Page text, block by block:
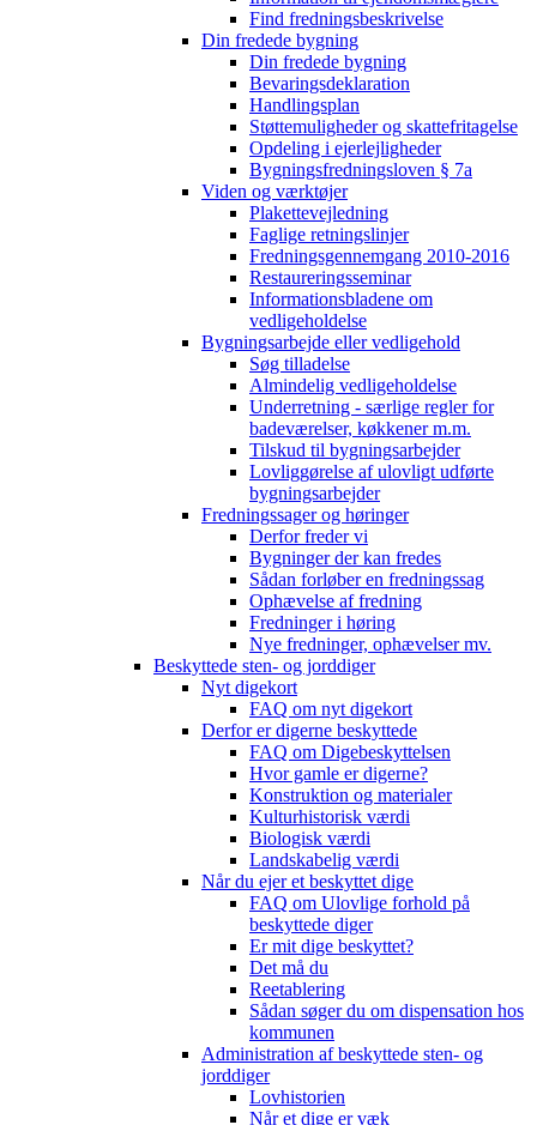
Find fredningsbeskrivelse
Din fredede bygning
Din fredede bygning
Bevaringsdeklaration
Handlingsplan
Støttemuligheder og skattefritagelse
Opdeling i ejerlejligheder
Bygningsfredningsloven § 7a
Viden og værktøjer
Plakettevejledning
Faglige retningslinjer
Fredningsgennemgang 2010-2016
Restaureringsseminar
Informationsbladene om
vedligeholdelse
Bygningsarbejde eller vedligehold
Søg tilladelse
Almindelig vedligeholdelse
Underretning - særlige regler for
badeværelser, køkkener m.m.
Tilskud til bygningsarbejder
Lovliggørelse af ulovligt udførte
bygningsarbejder
Fredningssager og høringer
Derfor freder vi
Bygninger der kan fredes
Sådan forløber en fredningssag
Ophævelse af fredning
Fredninger i høring
Nye fredninger, ophævelser mv.
Beskyttede sten- og jorddiger
Nyt digekort
FAQ om nyt digekort
Derfor er digerne beskyttede
FAQ om Digebeskyttelsen
Hvor gamle er digerne?
Konstruktion og materialer
Kulturhistorisk værdi
Biologisk værdi
Landskabelig værdi
Når du ejer et beskyttet dige
FAQ om Ulovlige forhold på
beskyttede diger
Er mit dige beskyttet?
Det må du
Reetablering
Sådan søger du om dispensation hos
kommunen
Administration af beskyttede sten- og
jorddiger
Lovhistorien
Når et dige er væk